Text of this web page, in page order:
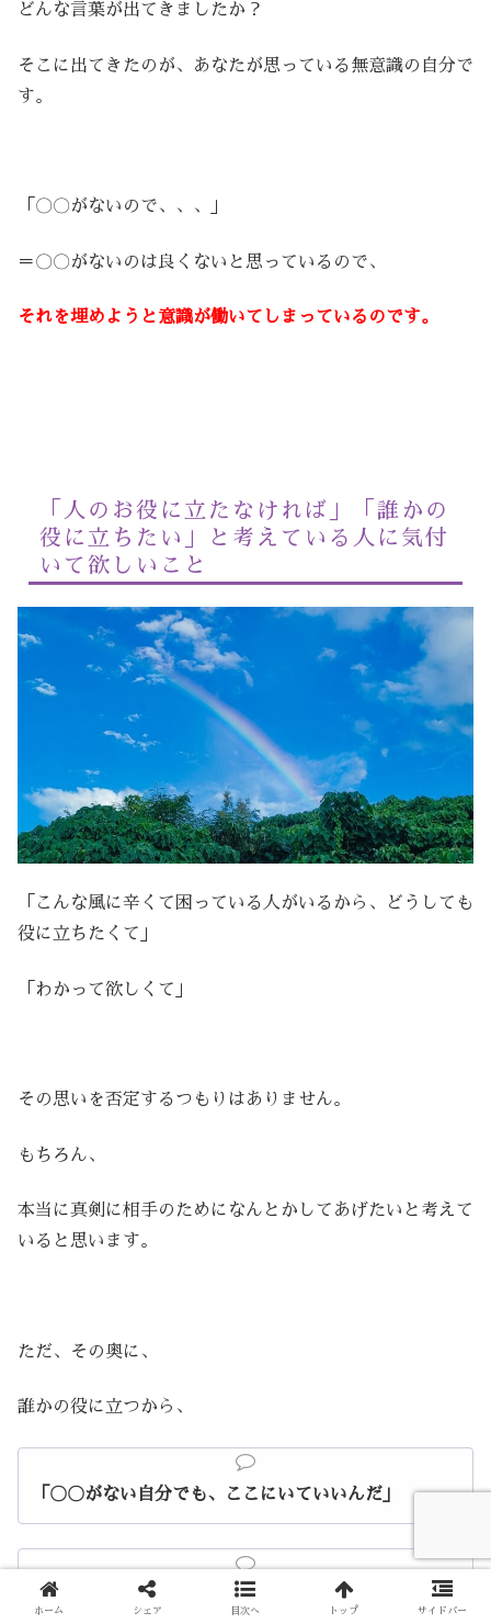
どんな言葉が出てきましたか？
そこに出てきたのが、あなたが思っている無意識の自分で
す。
「〇〇がないので、、、」
＝〇〇がないのは良くないと思っているので、
それを埋めようと意識が働いてしまっているのです。
「人のお役に立たなければ」「誰かの
役に立ちたい」と考えている人に気付
いて欲しいこと
「こんな風に辛くて困っている人がいるから、どうしても
役に立ちたくて」
「わかって欲しくて」
その思いを否定するつもりはありません。
もちろん、
本当に真剣に相手のためになんとかしてあげたいと考えて
いると思います。
ただ、その奥に、
誰かの役に立つから、
「〇〇がない自分でも、ここにいていいんだ」
「〇〇な自分でも、役に立ち、価値ある存在になれ
ホーム シェア 目次へ トップ サイドバー